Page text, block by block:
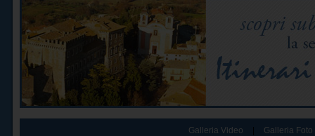
Galleria Video Galleria Foto